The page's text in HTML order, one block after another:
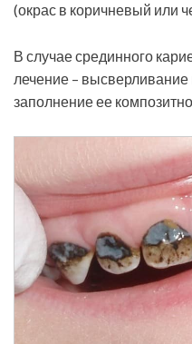
(окрас в коричневый или
В случае срединного
лечение – высверливание
заполнение ее